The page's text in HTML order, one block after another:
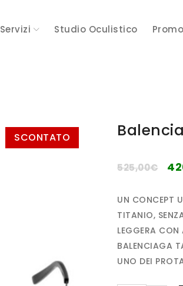
Servizi Studio Oculistico
SCONTATO
525,00€
UN CONCEPT
TITANIO,
LEGGERA CON
BALENCIAGA
UNO DEI